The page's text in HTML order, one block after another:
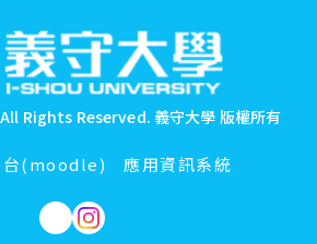
Rights Reserved. 義守大學 版權所有
台(moodle) 應用資訊系統